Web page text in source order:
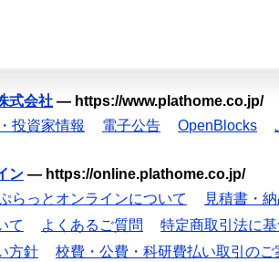
式会社 — https://www.plathome.co.jp/
投資家情報 電子公告 OpenBlocks
ン — https://online.plathome.co.jp/
らっとオンラインについて
見積書・
て
よくあるご質問
特定商取引法に
方針
校費・公費・科研費払い取引のご